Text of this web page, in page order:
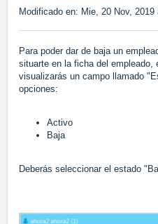
Modificado en: Mie, 20 Nov, 2019
Para poder dar de baja un
situarte en la ficha del empleado,
visualizarás un campo llamado
opciones:
Activo
Baja
Deberás seleccionar el estado